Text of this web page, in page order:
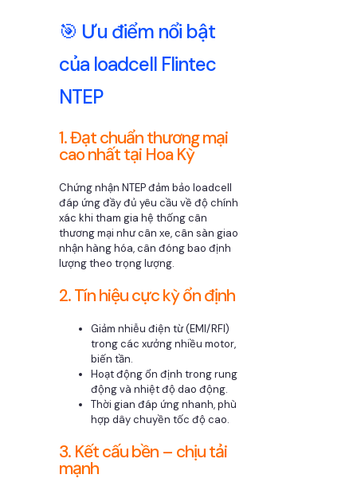
🎯 Ưu điểm nổi bật
của loadcell Flintec
NTEP
1. Đạt chuẩn thương mại
cao nhất tại Hoa Kỳ
Chứng nhận NTEP đảm bảo loadcell
đáp ứng đầy đủ yêu cầu về độ chính
xác khi tham gia hệ thống cân
thương mại như cân xe, cân sàn giao
nhận hàng hóa, cân đóng bao định
lượng theo trọng lượng.
2. Tín hiệu cực kỳ ổn định
Giảm nhiễu điện từ (EMI/RFI)
trong các xưởng nhiều motor,
biến tần.
Hoạt động ổn định trong rung
động và nhiệt độ dao động.
Thời gian đáp ứng nhanh, phù
hợp dây chuyền tốc độ cao.
3. Kết cấu bền – chịu tải
mạnh